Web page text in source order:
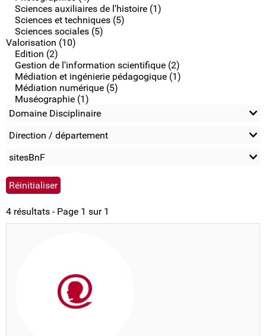
Sciences auxiliaires de l'histoire (1)
Sciences et techniques (5)
Sciences sociales (5)
Valorisation (10)
Edition (2)
Gestion de l'information scientifique (2)
Médiation et ingénierie pédagogique (1)
Médiation numérique (5)
Muséographie (1)
Domaine Disciplinaire
Direction / département
sitesBnF
4 résultats - Page 1 sur 1